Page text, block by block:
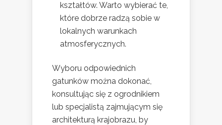
kształtów. Warto wybierać te,
które dobrze radzą sobie w
lokalnych warunkach
atmosferycznych.
Wyboru odpowiednich
gatunków można dokonać,
konsultując się z ogrodnikiem
lub specjalistą zajmującym się
architekturą krajobrazu, by